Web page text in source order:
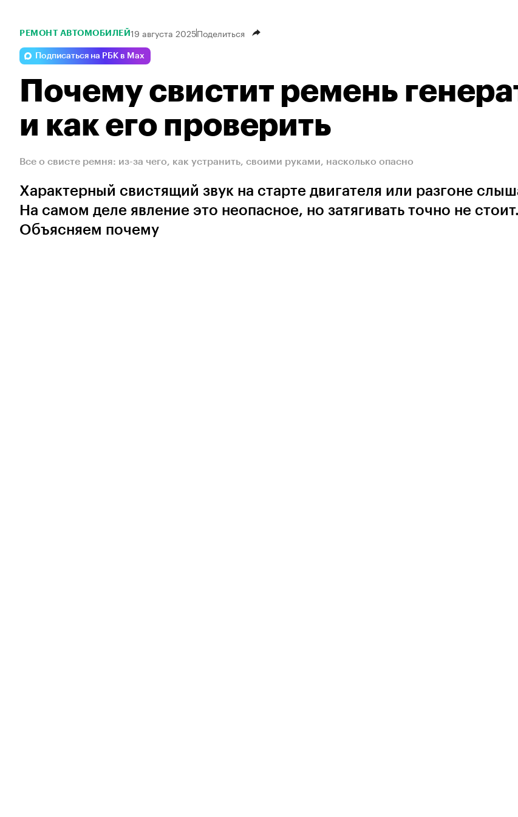
РЕМОНТ АВТОМОБИЛЕЙ 19 августа 2025Поделиться
Подписаться на РБК в Max
Почему свистит ремень
и как его проверить
Все о свисте ремня: из-за чего, как устранить, своими руками, насколько опасно
Характерный свистящий звук на старте двигателя или разгоне
На самом деле явление это неопасное, но затягивать точно не стоит.
Объясняем почему